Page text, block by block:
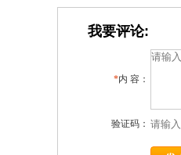
我要评论:
*内 容：
验证码：